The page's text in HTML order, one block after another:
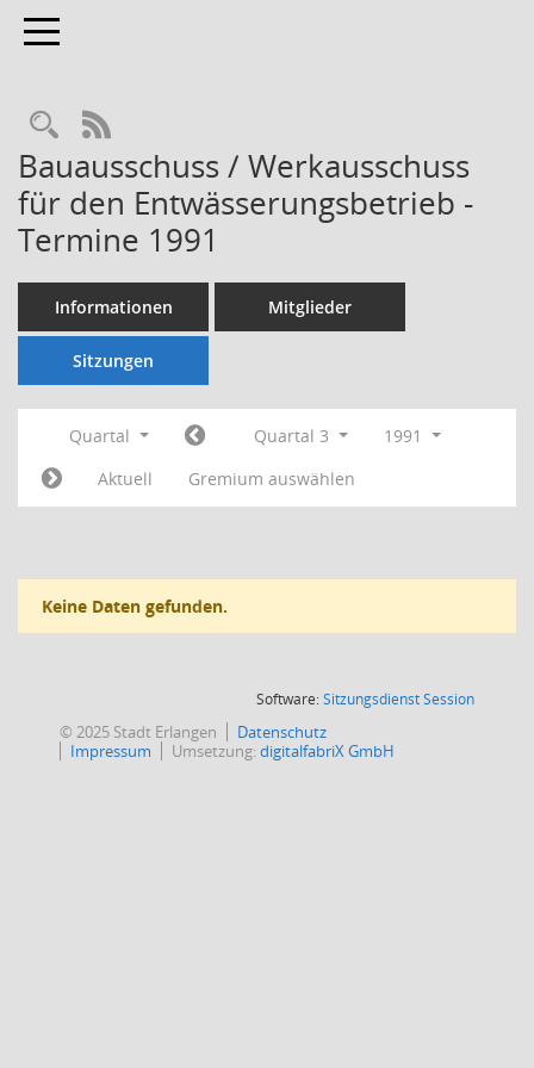
Toggle navigation
Rechercheauswahl
RSS-Feed
Bauausschuss / Werkausschuss
für den Entwässerungsbetrieb -
Termine 1991
Informationen Mitglieder
Sitzungen
Quartal Quartal 3
1991
Aktuell
Gremium auswählen
Keine Daten gefunden.
Software:SitzungsdienstSession(Wird in
© 2025 Stadt Erlangen
Datenschutz
Impressum
Umsetzung:digitalfabriX GmbH